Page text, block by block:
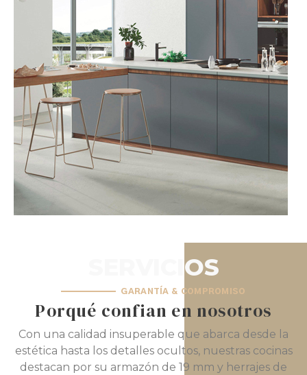
SERVICIOS
GARANTÍA & COMPROMISO
Porqué confian en nosotros
Con una calidad insuperable que abarca desde la
estética hasta los detalles ocultos, nuestras cocinas
destacan por su armazón de 19 mm y herrajes de